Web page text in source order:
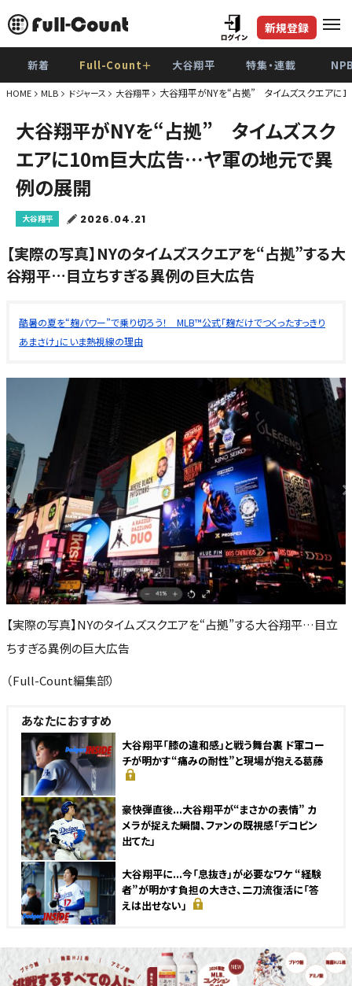
新規登録
新着 Full-Count＋ 大谷翔平 特集・連載
HOME MLB ドジャース 大谷翔平 大谷翔平がNYを“占拠” タイムズスクエア
大谷翔平がNYを“占拠” タイムズスク
エアに10m巨大広告…ヤ軍の地元で異
例の展開
大谷翔平 2026.04.21
【実際の写真】NYのタイムズスクエアを“占拠”する大
谷翔平…目立ちすぎる異例の巨大広告
酷暑の夏を“麹パワー”で乗り切ろう！ MLB™公式「麹だけでつくったすっきり
あまさけ」にいま熱視線の理由
【実際の写真】NYのタイムズスクエアを“占拠”する大谷翔平…目立
ちすぎる異例の巨大広告
（Full-Count編集部）
あなたにおすすめ
大谷翔平「膝の違和感」と戦う舞台裏 ド軍コー
チが明かす“痛みの耐性”と現場が抱える葛藤
豪快弾直後...大谷翔平が“まさかの表情” カ
メラが捉えた瞬間、ファンの既視感「デコピン
出てた」
大谷翔平に...今「息抜き」が必要なワケ “経験
者”が明かす負担の大きさ、二刀流復活に「答
えは出せない」